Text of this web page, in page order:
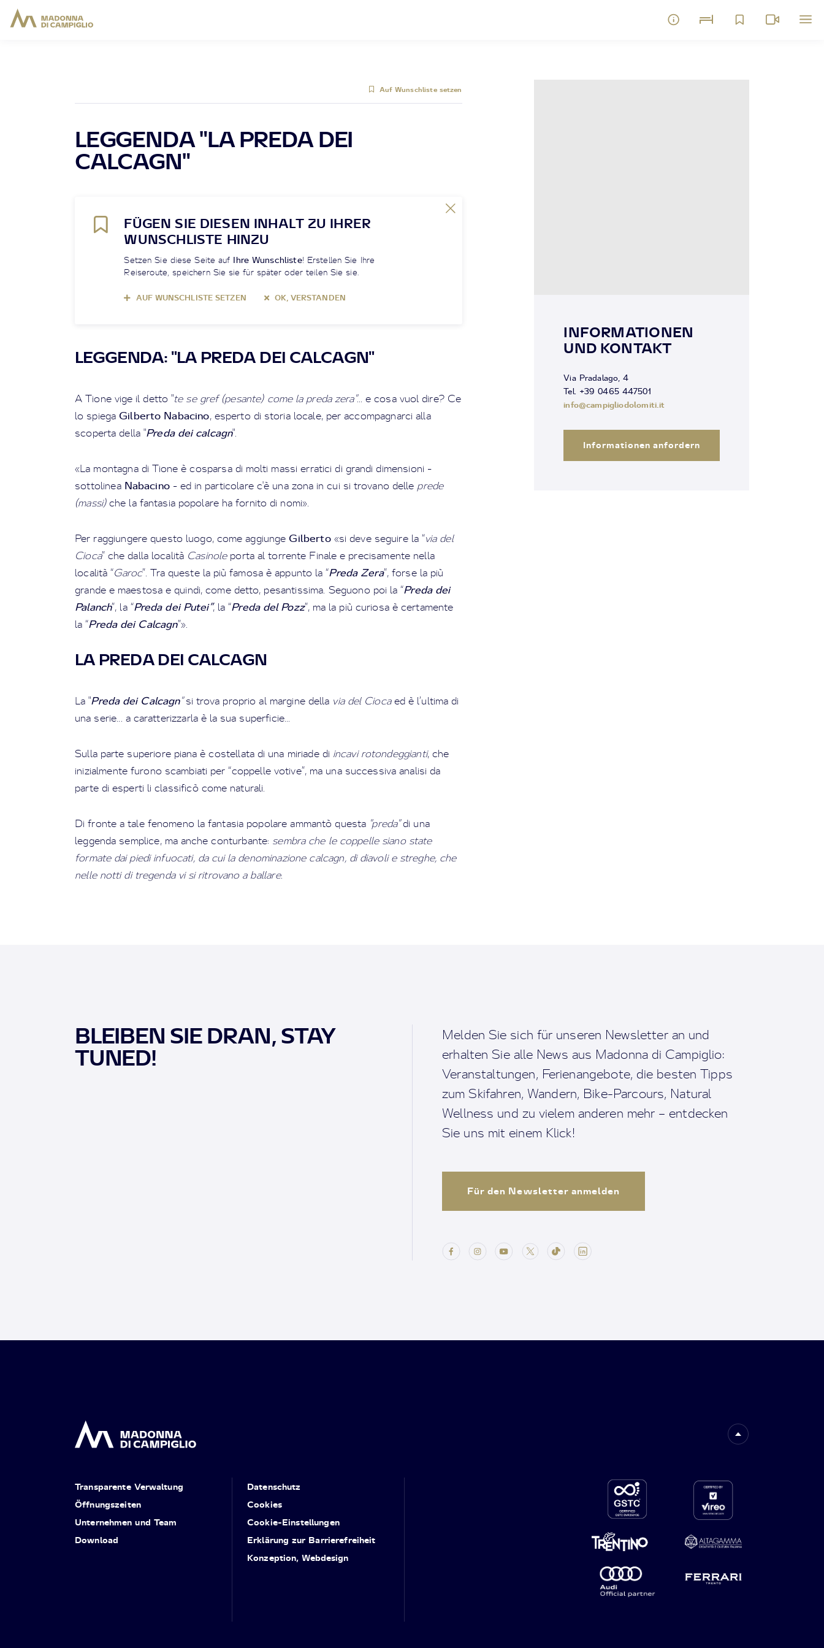
Auf Wunschliste setzen
LEGGENDA "LA PREDA DEI
CALCAGN"
FÜGEN SIE DIESEN INHALT ZU IHRER
WUNSCHLISTE HINZU
Setzen Sie diese Seite auf Ihre Wunschliste! Erstellen Sie Ihre
Reiseroute, speichern Sie sie für später oder teilen Sie sie.
AUF WUNSCHLISTE SETZEN OK, VERSTANDEN
LEGGENDA: "LA PREDA DEI CALCAGN"
A Tione vige il detto "te se gref (pesante) come la preda zera"... e cosa vuol dire? Ce
lo spiega Gilberto Nabacino, esperto di storia locale, per accompagnarci alla
scoperta della "Preda dei calcagn".
«La montagna di Tione è cosparsa di molti massi erratici di grandi dimensioni -
sottolinea Nabacino- ed in particolare c'è una zona in cui si trovano delle prede
(massi)che la fantasia popolare ha fornito di nomi».
Per raggiungere questo luogo, come aggiunge Gilberto«si deve seguire la “via del
Cioca” che dalla località Casinoleporta al torrente Finale e precisamente nella
località “Garoc”. Tra queste la più famosa è appunto la “Preda Zera”, forse la più
grande e maestosa e quindi, come detto, pesantissima. Seguono poi la “Preda dei
Palanch”, la “Preda dei Putei”, la “Preda del Pozz”, ma la più curiosa è certamente
la “Preda dei Calcagn”».
LA PREDA DEI CALCAGN
La "Preda dei Calcagn"si trova proprio al margine della via del Cioca ed è l’ultima di
una serie... a caratterizzarla è la sua superficie...
Sulla parte superiore piana è costellata di una miriade di incavi rotondeggianti, che
inizialmente furono scambiati per “coppelle votive”, ma una successiva analisi da
parte di esperti li classificò come naturali.
Di fronte a tale fenomeno la fantasia popolare ammantò questa "preda"di una
leggenda semplice, ma anche conturbante: sembra che le coppelle siano state
formate dai piedi infuocati, da cui la denominazione calcagn, di diavoli e streghe, che
nelle notti di tregenda vi si ritrovano a ballare.
INFORMATIONEN
UND KONTAKT
Via Pradalago, 4
Tel. +39 0465 447501
info@campigliodolomiti.it
Informationen anfordern
BLEIBEN SIE DRAN, STAY
TUNED!
Melden Sie sich für unseren Newsletter an und
erhalten Sie alle News aus Madonna di Campiglio:
Veranstaltungen, Ferienangebote, die besten Tipps
zum Skifahren, Wandern, Bike-Parcours, Natural
Wellness und zu vielem anderen mehr – entdecken
Sie uns mit einem Klick!
Für den Newsletter anmelden
Transparente Verwaltung
Öffnungszeiten
Unternehmen und Team
Download
Datenschutz
Cookies
Cookie-Einstellungen
Erklärung zur Barrierefreiheit
Konzeption, Webdesign